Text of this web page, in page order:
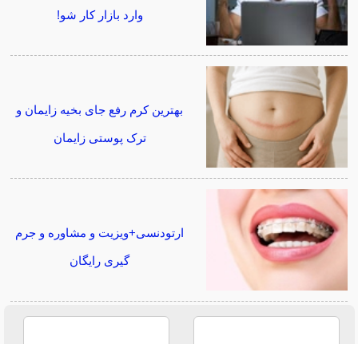
وارد بازار کار شو!
بهترین کرم رفع جای بخیه زایمان و
ترک پوستی زایمان
ارتودنسی+ویزیت و مشاوره و جرم
گیری رایگان